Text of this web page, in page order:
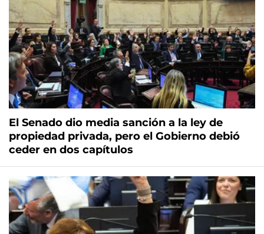
El Senado dio media sanción a la ley de
propiedad privada, pero el Gobierno debió
ceder en dos capítulos